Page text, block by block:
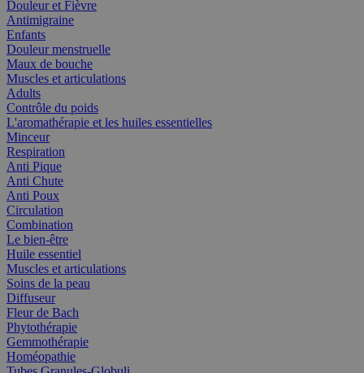
Douleur et Fièvre
Antimigraine
Enfants
Douleur menstruelle
Maux de bouche
Muscles et articulations
Adults
Contrôle du poids
L'aromathérapie et les huiles essentielles
Minceur
Respiration
Anti Pique
Anti Chute
Anti Poux
Circulation
Combination
Le bien-être
Huile essentiel
Muscles et articulations
Soins de la peau
Diffuseur
Fleur de Bach
Phytothérapie
Gemmothérapie
Homéopathie